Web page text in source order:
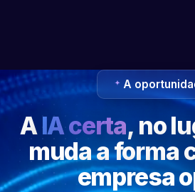
A
AIA certa, no
muda a forma
empresa